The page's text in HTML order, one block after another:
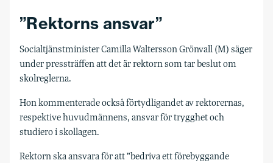
”Rektorns ansvar”
Socialtjänstminister Camilla Waltersson Grönvall (M) säger
under pressträffen att det är rektorn som tar beslut om
skolreglerna.
Hon kommenterade också förtydligandet av rektorernas,
respektive huvudmännens, ansvar för trygghet och
studiero i skollagen.
Rektorn ska ansvara för att ”bedriva ett förebyggande